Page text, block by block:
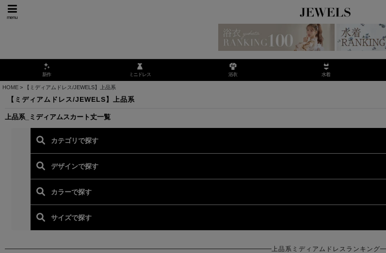
menu
新作 ミニドレス 浴衣 水着
HOME > 【ミディアムドレス/JEWELS】上品系
【ミディアムドレス/JEWELS】上品系
上品系_ミディアムスカート丈一覧
上品系ミディアムドレスランキング